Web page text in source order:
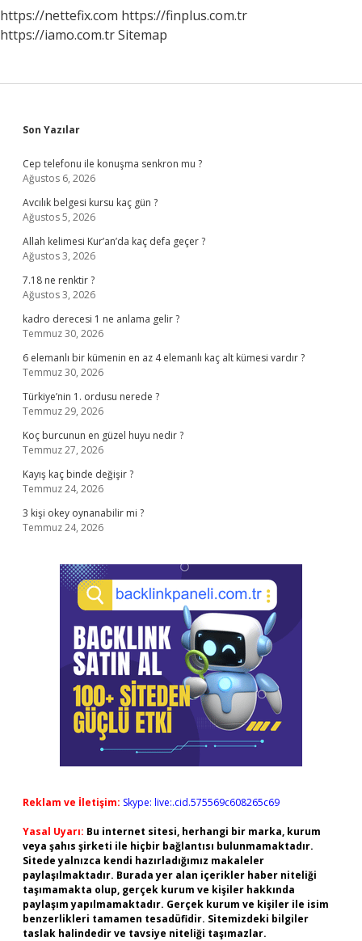
https://nettefix.com https://finplus.com.tr
https://iamo.com.trSitemap
Sidebar
Son Yazılar
Cep telefonu ile konuşma senkron mu ?
Ağustos 6, 2026
Avcılık belgesi kursu kaç gün ?
Ağustos 5, 2026
Allah kelimesi Kur’an’da kaç defa geçer ?
Ağustos 3, 2026
7.18 ne renktir ?
Ağustos 3, 2026
kadro derecesi 1 ne anlama gelir ?
Temmuz 30, 2026
6 elemanlı bir kümenin en az 4 elemanlı kaç alt kümesi vardır ?
Temmuz 30, 2026
Türkiye’nin 1. ordusu nerede ?
Temmuz 29, 2026
Koç burcunun en güzel huyu nedir ?
Temmuz 27, 2026
Kayış kaç binde değişir ?
Temmuz 24, 2026
3 kişi okey oynanabilir mi ?
Temmuz 24, 2026
Reklam ve İletişim: Skype: live:.cid.575569c608265c69
Yasal Uyarı: Bu internet sitesi, herhangi bir marka, kurum
veya şahıs şirketi ile hiçbir bağlantısı bulunmamaktadır.
Sitede yalnızca kendi hazırladığımız makaleler
paylaşılmaktadır. Burada yer alan içerikler haber niteliği
taşımamakta olup, gerçek kurum ve kişiler hakkında
paylaşım yapılmamaktadır. Gerçek kurum ve kişiler ile isim
benzerlikleri tamamen tesadüfidir. Sitemizdeki bilgiler
taslak halindedir ve tavsiye niteliği taşımazlar.